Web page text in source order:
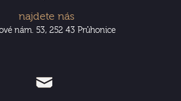
najdete nás
nám. 53, 252 43 Průhonice